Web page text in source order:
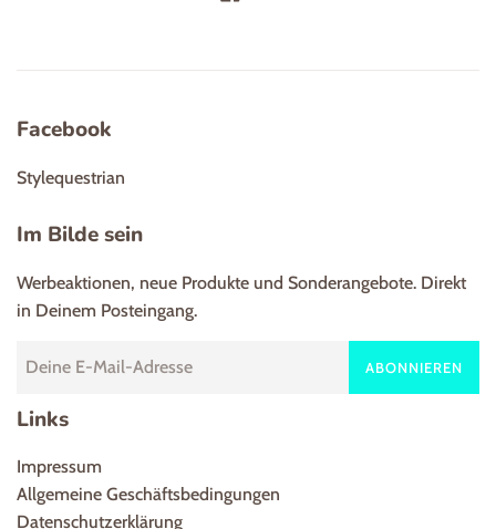
Facebook
Stylequestrian
Im Bilde sein
Werbeaktionen, neue Produkte und Sonderangebote. Direkt
in Deinem Posteingang.
ABONNIEREN
Links
Impressum
Allgemeine Geschäftsbedingungen
Datenschutzerklärung